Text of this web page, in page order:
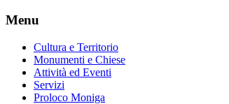
Menu
Cultura e Territorio
Monumenti e Chiese
Attività ed Eventi
Servizi
Proloco Moniga